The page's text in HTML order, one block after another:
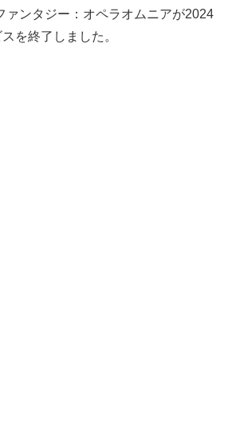
ァンタジー：オペラオムニアが2024
を終了しました。